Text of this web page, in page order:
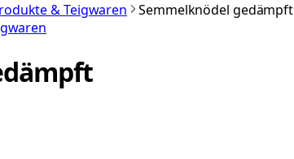
& Teigwaren
Semmelknödel gedämpft